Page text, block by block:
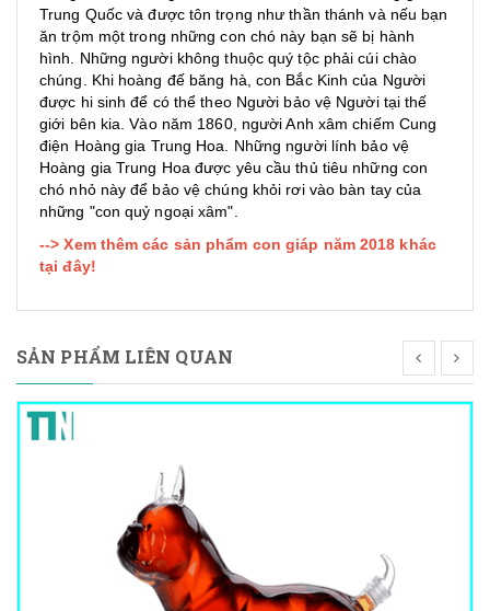
Trung Quốc và được tôn trọng như thần thánh và nếu bạn
ăn trộm một trong những con chó này bạn sẽ bị hành
hình. Những người không thuộc quý tộc phải cúi chào
chúng. Khi hoàng đế băng hà, con Bắc Kinh của Người
được hi sinh để có thể theo Người bảo vệ Người tại thế
giới bên kia. Vào năm 1860, ngườiAnh xâm chiếm Cung
điện Hoàng gia Trung Hoa. Những người lính bảo vệ
Hoàng gia Trung Hoa được yêu cầu thủ tiêu những con
chó nhỏ này để bảo vệ chúng khỏi rơi vào bàn tay của
những "con quỷ ngoại xâm".
--> Xem thêm các sản phẩm con giáp năm 2018 khác
tại đây!
SẢN PHẨM LIÊN QUAN